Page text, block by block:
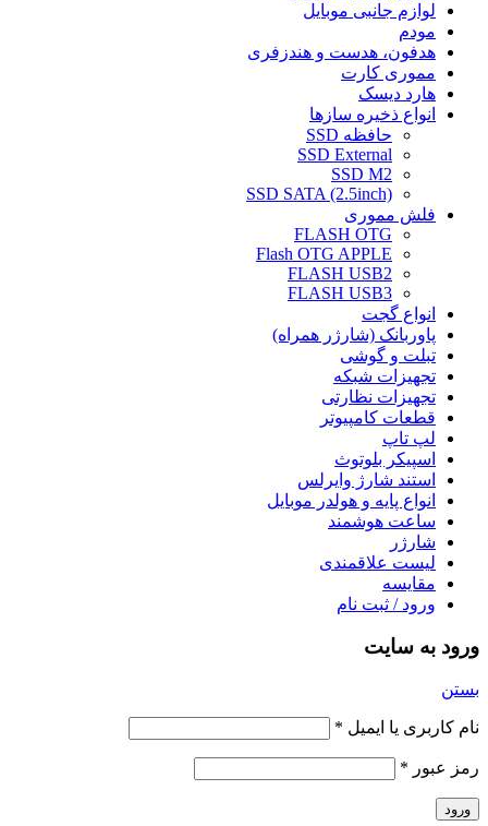
لوازم جانبی موبایل
مودم
هدفون، هدست و هندزفری
مموری کارت
هارد دیسک
انواع ذخیره سازها
حافظه SSD
SSD External
SSD M2
SSD SATA (2.5inch)
فلش مموری
FLASH OTG
Flash OTG APPLE
FLASH USB2
FLASH USB3
انواع گجت
پاوربانک (شارژر همراه)
تبلت و گوشی
تجهیزات شبکه
تجهیزات نظارتی
قطعات کامپیوتر
لپ تاپ
اسپیکر بلوتوث
استند شارژ وایرلس
انواع پایه و هولدر موبایل
ساعت هوشمند
شارژر
لیست علاقمندی
مقایسه
ورود / ثبت نام
ورود به سایت
بستن
نام کاربری یا ایمیل *
رمز عبور *
ورود